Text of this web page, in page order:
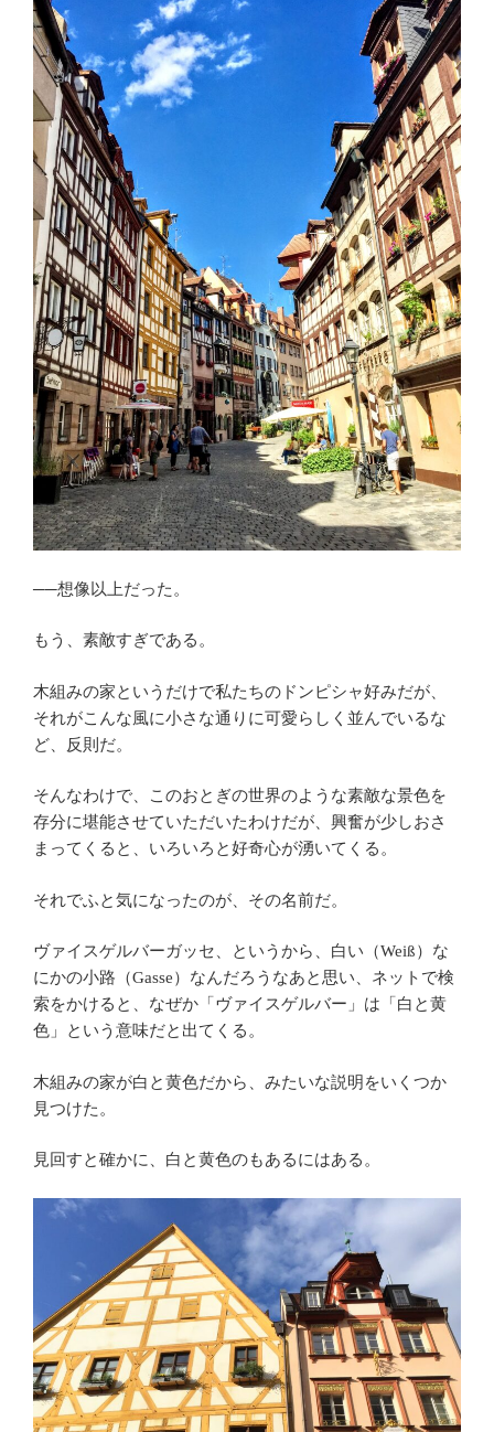
──想像以上だった。
もう、素敵すぎである。
木組みの家というだけで私たちのドンピシャ好みだが、
それがこんな風に小さな通りに可愛らしく並んでいるな
ど、反則だ。
そんなわけで、このおとぎの世界のような素敵な景色を
存分に堪能させていただいたわけだが、興奮が少しおさ
まってくると、いろいろと好奇心が湧いてくる。
それでふと気になったのが、その名前だ。
ヴァイスゲルバーガッセ、というから、白い（Weiß）な
にかの小路（Gasse）なんだろうなあと思い、ネットで検
索をかけると、なぜか「ヴァイスゲルバー」は「白と黄
色」という意味だと出てくる。
木組みの家が白と黄色だから、みたいな説明をいくつか
見つけた。
見回すと確かに、白と黄色のもあるにはある。